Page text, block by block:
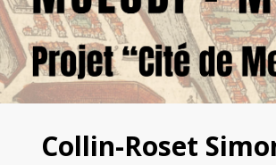
Collin-Roset